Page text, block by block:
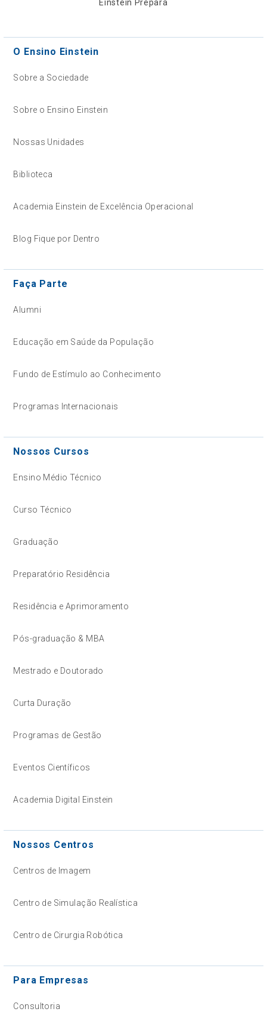
Einstein Prepara
O Ensino Einstein
Sobre a Sociedade
Sobre o Ensino Einstein
Nossas Unidades
Biblioteca
Academia Einstein de Excelência Operacional
Blog Fique por Dentro
Faça Parte
Alumni
Educação em Saúde da População
Fundo de Estímulo ao Conhecimento
Programas Internacionais
Nossos Cursos
Ensino Médio Técnico
Curso Técnico
Graduação
Preparatório Residência
Residência e Aprimoramento
Pós-graduação & MBA
Mestrado e Doutorado
Curta Duração
Programas de Gestão
Eventos Científicos
Academia Digital Einstein
Nossos Centros
Centros de Imagem
Centro de Simulação Realística
Centro de Cirurgia Robótica
Para Empresas
Consultoria